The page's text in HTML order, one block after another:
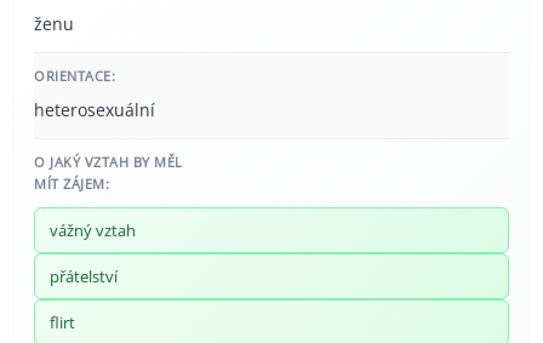
ženu
ORIENTACE:
heterosexuální
O JAKÝ VZTAH BY MĚL
MÍT ZÁJEM:
vážný vztah
přátelství
flirt